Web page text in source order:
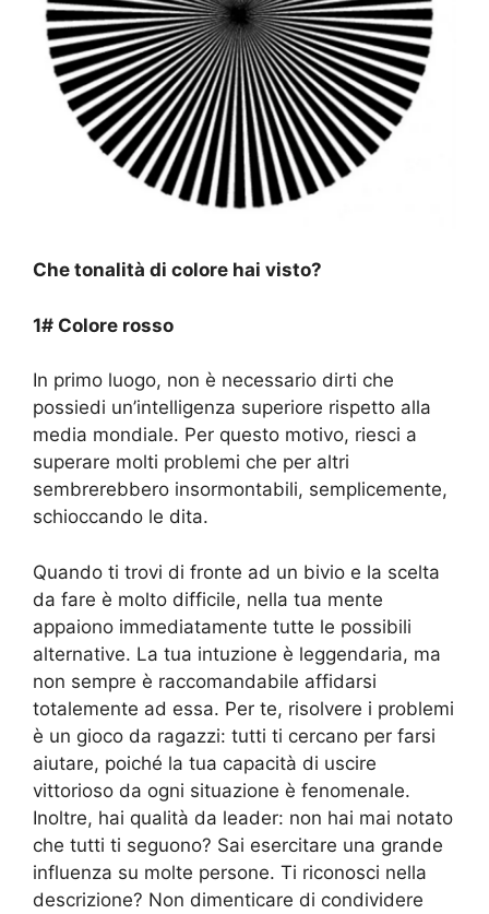
Che tonalità di colore hai visto?
1# Colore rosso
In primo luogo, non è necessario dirti che
possiedi un’intelligenza superiore rispetto alla
media mondiale. Per questo motivo, riesci a
superare molti problemi che per altri
sembrerebbero insormontabili, semplicemente,
schioccando le dita.
Quando ti trovi di fronte ad un bivio e la scelta
da fare è molto difficile, nella tua mente
appaiono immediatamente tutte le possibili
alternative. La tua intuzione è leggendaria, ma
non sempre è raccomandabile affidarsi
totalemente ad essa. Per te, risolvere i problemi
è un gioco da ragazzi: tutti ti cercano per farsi
aiutare, poiché la tua capacità di uscire
vittorioso da ogni situazione è fenomenale.
Inoltre, hai qualità da leader: non hai mai notato
che tutti ti seguono? Sai esercitare una grande
influenza su molte persone. Ti riconosci nella
descrizione? Non dimenticare di condividere